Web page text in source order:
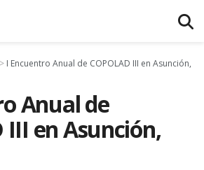
> I Encuentro Anual de COPOLAD III en Asunción,
Anual de
III en Asunción,